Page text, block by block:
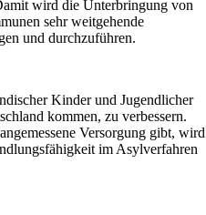
wird die Unterbringung von
sehr weitgehende
und durchzuführen.
Kinder und Jugendlicher
kommen, zu verbessern.
Versorgung gibt, wird
im Asylverfahren